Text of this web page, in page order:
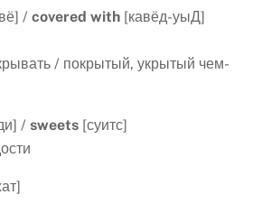
/ covered with [кавёд-уыД]
/ покрытый, укрытый чем-
/ sweets [суитс]